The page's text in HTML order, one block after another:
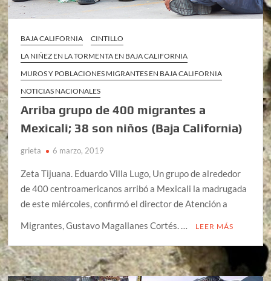
BAJA CALIFORNIA
CINTILLO
LA NIÑEZ EN LA TORMENTA EN BAJA CALIFORNIA
MUROS Y POBLACIONES MIGRANTES EN BAJA CALIFORNIA
NOTICIAS NACIONALES
Arriba grupo de 400 migrantes a
Mexicali; 38 son niños (Baja California)
grieta 6 marzo, 2019
Zeta Tijuana. Eduardo Villa Lugo, Un grupo de alrededor
de 400 centroamericanos arribó a Mexicali la madrugada
de este miércoles, confirmó el director de Atención a
Migrantes, Gustavo Magallanes Cortés. …
LEER MÁS